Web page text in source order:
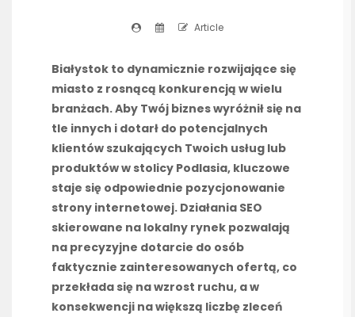
Article
Białystok to dynamicznie rozwijające się
miasto z rosnącą konkurencją w wielu
branżach. Aby Twój biznes wyróżnił się na
tle innych i dotarł do potencjalnych
klientów szukających Twoich usług lub
produktów w stolicy Podlasia, kluczowe
staje się odpowiednie pozycjonowanie
strony internetowej. Działania SEO
skierowane na lokalny rynek pozwalają
na precyzyjne dotarcie do osób
faktycznie zainteresowanych ofertą, co
przekłada się na wzrost ruchu, a w
konsekwencji na większą liczbę zleceń